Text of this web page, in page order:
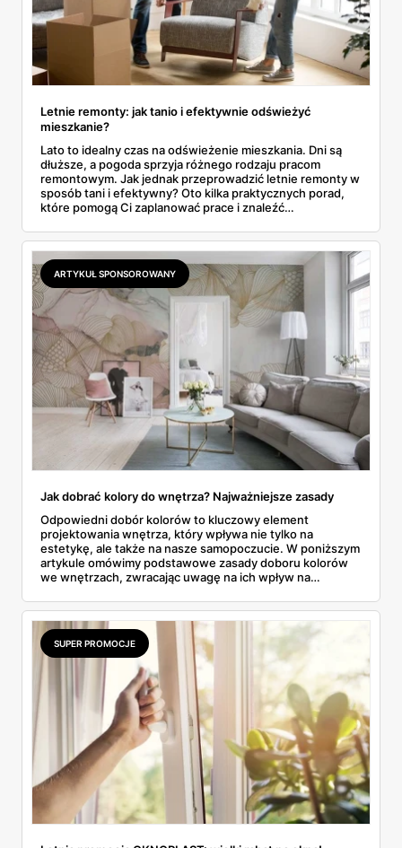
Letnie remonty: jak tanio i efektywnie odświeżyć
mieszkanie?
Lato to idealny czas na odświeżenie mieszkania. Dni są
dłuższe, a pogoda sprzyja różnego rodzaju pracom
remontowym. Jak jednak przeprowadzić letnie remonty w
sposób tani i efektywny? Oto kilka praktycznych porad,
które pomogą Ci zaplanować prace i znaleźć
ARTYKUŁ SPONSOROWANY
Jak dobrać kolory do wnętrza? Najważniejsze zasady
Odpowiedni dobór kolorów to kluczowy element
projektowania wnętrza, który wpływa nie tylko na
estetykę, ale także na nasze samopoczucie. W poniższym
artykule omówimy podstawowe zasady doboru kolorów
we wnętrzach, zwracając uwagę na ich wpływ na
przedstawimy najpopularniejsze zestawienia barw,
podpowiemy, jak skomponować kolorystykę z tapetą
ścienną, jakie wybrać kolory podłogi oraz rzucimy okiem
na najnowsze trendy kolorystyczne na rok 2024.
Zapraszamy!
SUPER PROMOCJE